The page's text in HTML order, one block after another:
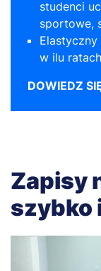
studenci
sportowe,
w ilu
DOWIEDZ
Zapisy
szybko